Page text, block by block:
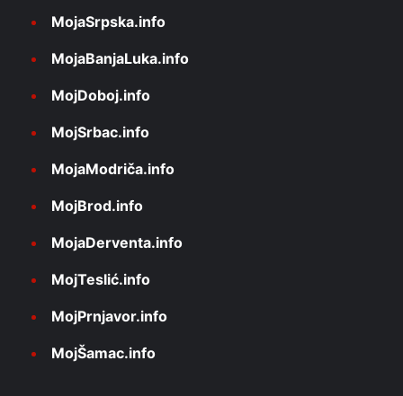
MojaSrpska.info
MojaBanjaLuka.info
MojDoboj.info
MojSrbac.info
MojaModriča.info
MojBrod.info
MojaDerventa.info
MojTeslić.info
MojPrnjavor.info
MojŠamac.info